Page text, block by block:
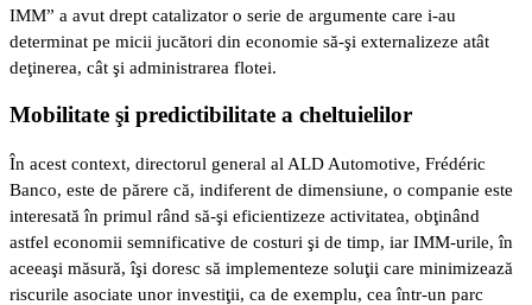
IMM” a avut drept catalizator o serie de argumente care i-au
determinat pe micii jucători din economie să-şi externalizeze atât
deţinerea, cât şi administrarea flotei.
Mobilitate şi predictibilitate a cheltuielilor
În acest context, directorul general al ALD Automotive, Frédéric
Banco, este de părere că, indiferent de dimensiune, o companie este
interesată în primul rând să-şi eficientizeze activitatea, obţinând
astfel economii semnificative de costuri şi de timp, iar IMM-urile, în
aceeaşi măsură, îşi doresc să implementeze soluţii care minimizează
riscurile asociate unor investiţii, ca de exemplu, cea într-un parc